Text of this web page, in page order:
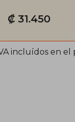
₡ 31.450
incluídos en el